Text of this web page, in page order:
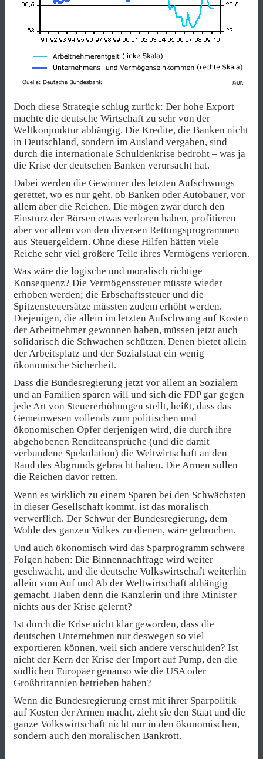
Doch diese Strategie schlug zurück: Der hohe Export
machte die deutsche Wirtschaft zu sehr von der
Weltkonjunktur abhängig. Die Kredite, die Banken nicht
in Deutschland, sondern im Ausland vergaben, sind
durch die internationale Schuldenkrise bedroht – was ja
die Krise der deutschen Banken verursacht hat.
Dabei werden die Gewinner des letzten Aufschwungs
gerettet, wo es nur geht, ob Banken oder Autobauer, vor
allem aber die Reichen. Die mögen zwar durch den
Einsturz der Börsen etwas verloren haben, profitieren
aber vor allem von den diversen Rettungsprogrammen
aus Steuergeldern. Ohne diese Hilfen hätten viele
Reiche sehr viel größere Teile ihres Vermögens verloren.
Was wäre die logische und moralisch richtige
Konsequenz? Die Vermögenssteuer müsste wieder
erhoben werden; die Erbschaftssteuer und die
Spitzensteuersätze müssten zudem erhöht werden.
Diejenigen, die allein im letzten Aufschwung auf Kosten
der Arbeitnehmer gewonnen haben, müssen jetzt auch
solidarisch die Schwachen schützen. Denen bietet allein
der Arbeitsplatz und der Sozialstaat ein wenig
ökonomische Sicherheit.
Dass die Bundesregierung jetzt vor allem an Sozialem
und an Familien sparen will und sich die FDP gar gegen
jede Art von Steuererhöhungen stellt, heißt, dass das
Gemeinwesen vollends zum politischen und
ökonomischen Opfer derjenigen wird, die durch ihre
abgehobenen Renditeansprüche (und die damit
verbundene Spekulation) die Weltwirtschaft an den
Rand des Abgrunds gebracht haben. Die Armen sollen
die Reichen davor retten.
Wenn es wirklich zu einem Sparen bei den Schwächsten
in dieser Gesellschaft kommt, ist das moralisch
verwerflich. Der Schwur der Bundesregierung, dem
Wohle des ganzen Volkes zu dienen, wäre gebrochen.
Und auch ökonomisch wird das Sparprogramm schwere
Folgen haben: Die Binnennachfrage wird weiter
geschwächt, und die deutsche Volkswirtschaft weiterhin
allein vom Auf und Ab der Weltwirtschaft abhängig
gemacht. Haben denn die Kanzlerin und ihre Minister
nichts aus der Krise gelernt?
Ist durch die Krise nicht klar geworden, dass die
deutschen Unternehmen nur deswegen so viel
exportieren können, weil sich andere verschulden? Ist
nicht der Kern der Krise der Import auf Pump, den die
südlichen Europäer genauso wie die USA oder
Großbritannien betrieben haben?
Wenn die Bundesregierung ernst mit ihrer Sparpolitik
auf Kosten der Armen macht, zieht sie den Staat und die
ganze Volkswirtschaft nicht nur in den ökonomischen,
sondern auch den moralischen Bankrott.